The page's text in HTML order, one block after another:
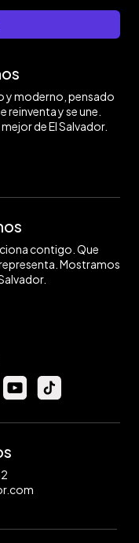
y moderno, pensado
reinventa y se une.
de El Salvador.
contigo. Que
Mostramos